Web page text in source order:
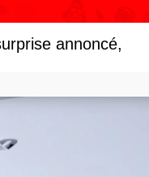
annoncé,